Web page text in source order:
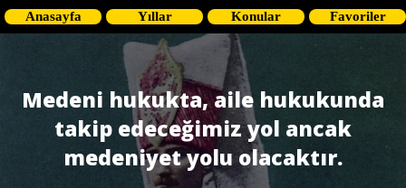
Anasayfa Yıllar Konular Favoriler
Medeni hukukta, aile hukukunda
takip edeceğimiz yol ancak
medeniyet yolu olacaktır.